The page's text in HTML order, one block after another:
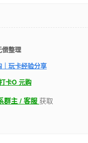
偿整理
｜玩卡经验分享
卡O 元购
群主 / 客服获取